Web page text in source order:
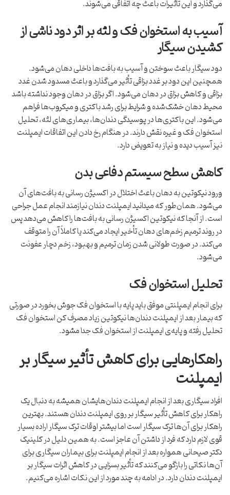
می‌گذارد و این تأثیرات باعث چه اتفاقی می‌شوند.
آسیب به استخوان فک و لثه بر اثر دود ناشی از
کشیدن سیگار
دود سیگار باعث سوختن و آسیب به بافت‌ها داخلی دهان می‌شود.
همچنین این دود بر غدد بزاقی تأثیر می‌گذارد و باعث مسدود شدن غدد
بزاقی و کاهش بزاق در دهان می‌شود. اگر بزاق در دهان وجود نداشته باشد
محیط دهان خشک‌شده و شرایط برای رشد باکتری و میکروب‌ها فراهم
می‌شود. این باکتری‌ها در پوسیدگی دندان‌ها، بیماری‌های لثه، تحلیل
استخوان فک و غیره نقش دارند. در هنگام رخ دادن این اتفاقات ایمپلنت
نیز آسیب دیده و نیاز به تعویض دارد.
کاهش سطح سیستم دفاعی بدن
ورود نیکوتین به دهان باعث اختلال در اکسیژن رسانی به بافت‌های آن
می‌شود. همان‌طور که میدانید ایمپلنت دندان نیازمند انجام عمل جراحی
است. از آنجا که نیکوتین اکسیژن رسانی به بافت‌ها را کاهش می‌دهد پس
در روند ترمیم زخم‌های دهان تأخیر ایجاد می‌کند یا کاملاً آن را متوقف
می‌کند. در صورت طولانی شدن زمان ترمیم و بهبود، زخم دچار عفونت
می‌شود.
تحلیل استخوان فک
برای انجام ایمپلنتی موفق باید پایه با استخوان فک جوش بخورد در صورتی
که بیمار بعد از ایمپلنت دندان‌ها نیکوتین زیاد مصرف کن استخوان فک
تحلیل رفته و پایه‌ی ایمپلنت از استخوان فک جدا مشود.
راهکارهایی برای کاهش تأثیر سیگار بر
ایمپلنت
افراد سیگاری بعد از انجام ایمپلنت دندان‌هایشان همیشه به دنبال یک
راهکار برای کاهش تأثیر سیگار بر روی ایمپلنت دندان هستند. بهترین
راهکار برای آن‌ها ترک سیگار است اما بیشتر اوقات ترک سیگار اراده بسیار
قوی لازم دارد که فرد از داشتن آن عاجز است. به همین دلیل در کلینیک
دکتر صیحانی همواره بعد از انجام ایمپلنت برای بیماران سیگاری برای
آن‌ها نکاتی را بازگو می‌کنند که تأثیر بسزایی در کاهش اثرات سیگار بر
ایمپلنت دندان دارد. در ادامه به چند مورد از این نکات اشاره می‌کنیم.